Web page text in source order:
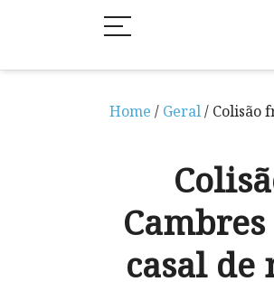
Home / Geral/ Colisão
casal